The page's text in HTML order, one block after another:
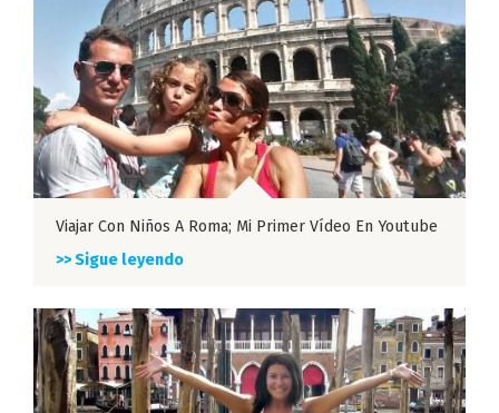
Viajar Con Niños A Roma; Mi Primer Vídeo En Youtube
>> Sigue leyendo